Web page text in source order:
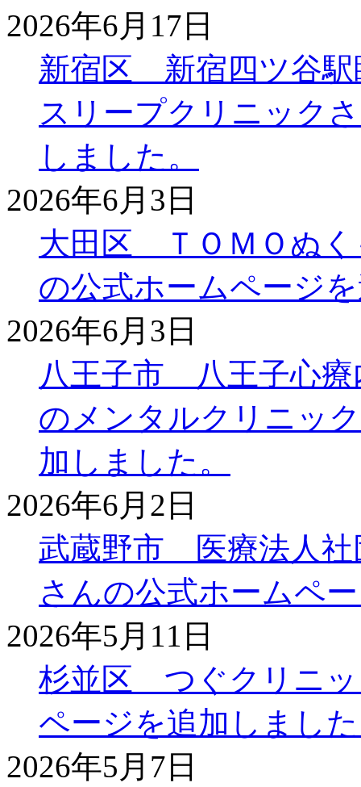
2026年6月17日
新宿区 新宿四ツ谷駅
スリープクリニック
しました。
2026年6月3日
大田区 ＴＯＭＯぬく
の公式ホームページ
2026年6月3日
八王子市 八王子心療
のメンタルクリニッ
加しました。
2026年6月2日
武蔵野市 医療法人
さんの公式ホームペ
2026年5月11日
杉並区 つぐクリニッ
ページを追加しまし
2026年5月7日